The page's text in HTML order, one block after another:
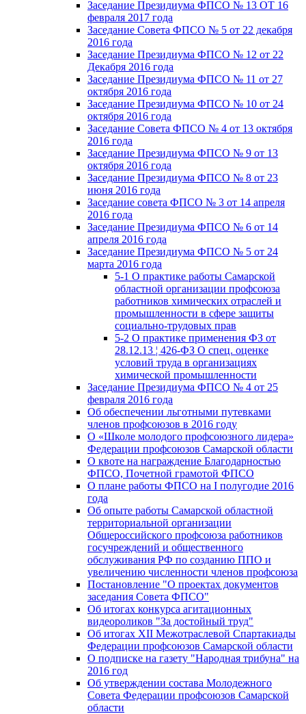
Заседание Президиума ФПСО № 13 ОТ 16
февраля 2017 года
Заседание Совета ФПСО № 5 от 22 декабря
2016 года
Заседание Президиума ФПСО № 12 от 22
Декабря 2016 года
Заседание Президиума ФПСО № 11 от 27
октября 2016 года
Заседание Президиума ФПСО № 10 от 24
октября 2016 года
Заседание Совета ФПСО № 4 от 13 октября
2016 года
Заседание Президиума ФПСО № 9 от 13
октября 2016 года
Заседание Президиума ФПСО № 8 от 23
июня 2016 года
Заседание совета ФПСО № 3 от 14 апреля
2016 года
Заседание Президиума ФПСО № 6 от 14
апреля 2016 года
Заседание Президиума ФПСО № 5 от 24
марта 2016 года
5-1 О практике работы Самарской
областной организации профсоюза
работников химических отраслей и
промышленности в сфере защиты
социально-трудовых прав
5-2 О практике применения ФЗ от
28.12.13 ¦ 426-ФЗ О спец. оценке
условий труда в организациях
химической промышленности
Заседание Президиума ФПСО № 4 от 25
февраля 2016 года
Об обеспечении льготными путевками
членов профсоюзов в 2016 году
О «Школе молодого профсоюзного лидера»
Федерации профсоюзов Самарской области
О квоте на награждение Благодарностью
ФПСО, Почетной грамотой ФПСО
О плане работы ФПСО на I полугодие 2016
года
Об опыте работы Самарской областной
территориальной организации
Общероссийского профсоюза работников
госучреждений и общественного
обслуживания РФ по созданию ППО и
увеличению численности членов профсоюза
Постановление "О проектах документов
заседания Совета ФПСО"
Об итогах конкурса агитационных
видеороликов "За достойный труд"
Об итогах XII Межотраслевой Спартакиады
Федерации профсоюзов Самарской области
О подписке на газету "Народная трибуна" на
2016 год
Об утверждении состава Молодежного
Совета Федерации профсоюзов Самарской
области